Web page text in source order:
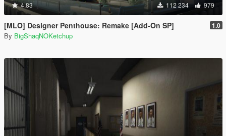
4.83 112 234 979
[MLO] Designer Penthouse: Remake [Add-On SP] 1.0
By BigShaqNOKetchup